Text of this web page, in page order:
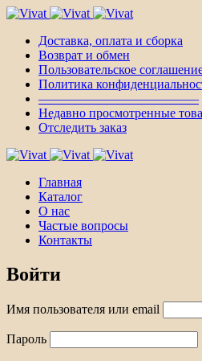
Доставка, оплата и сборка
Возврат и обмен
Пользовательское
Политика
————————————–
Недавно просмотренные
Отследить заказ
Главная
Каталог
О нас
Частые вопросы
Контакты
Войти
Имя пользователя или email
Пароль